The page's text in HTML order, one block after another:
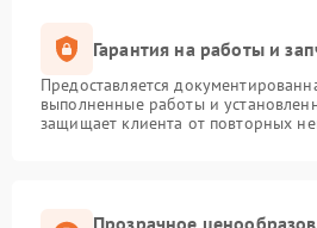
Гарантия на работы и
Предоставляется
выполненные работы и
защищает клиента от повторных
Прозрачное